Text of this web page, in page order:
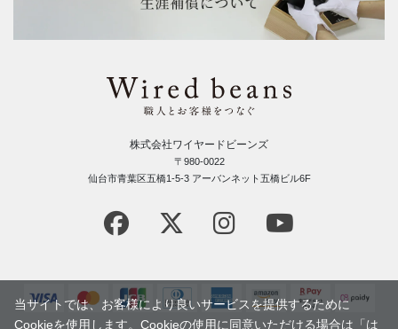
株式会社ワイヤードビーンズ
〒980-0022
仙台市青葉区五橋1-5-3 アーバンネット五橋ビル6F
当サイトでは、お客様により良いサービスを提供するために
Cookieを使用します。Cookieの使用に同意いただける場合は「は